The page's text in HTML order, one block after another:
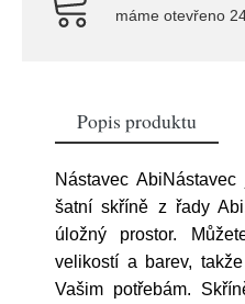
máme otevřeno
Popis produktu
Nástavec
šatní skříně z řady
úložný prostor.
velikostí a barev,
Vašim potřebám.